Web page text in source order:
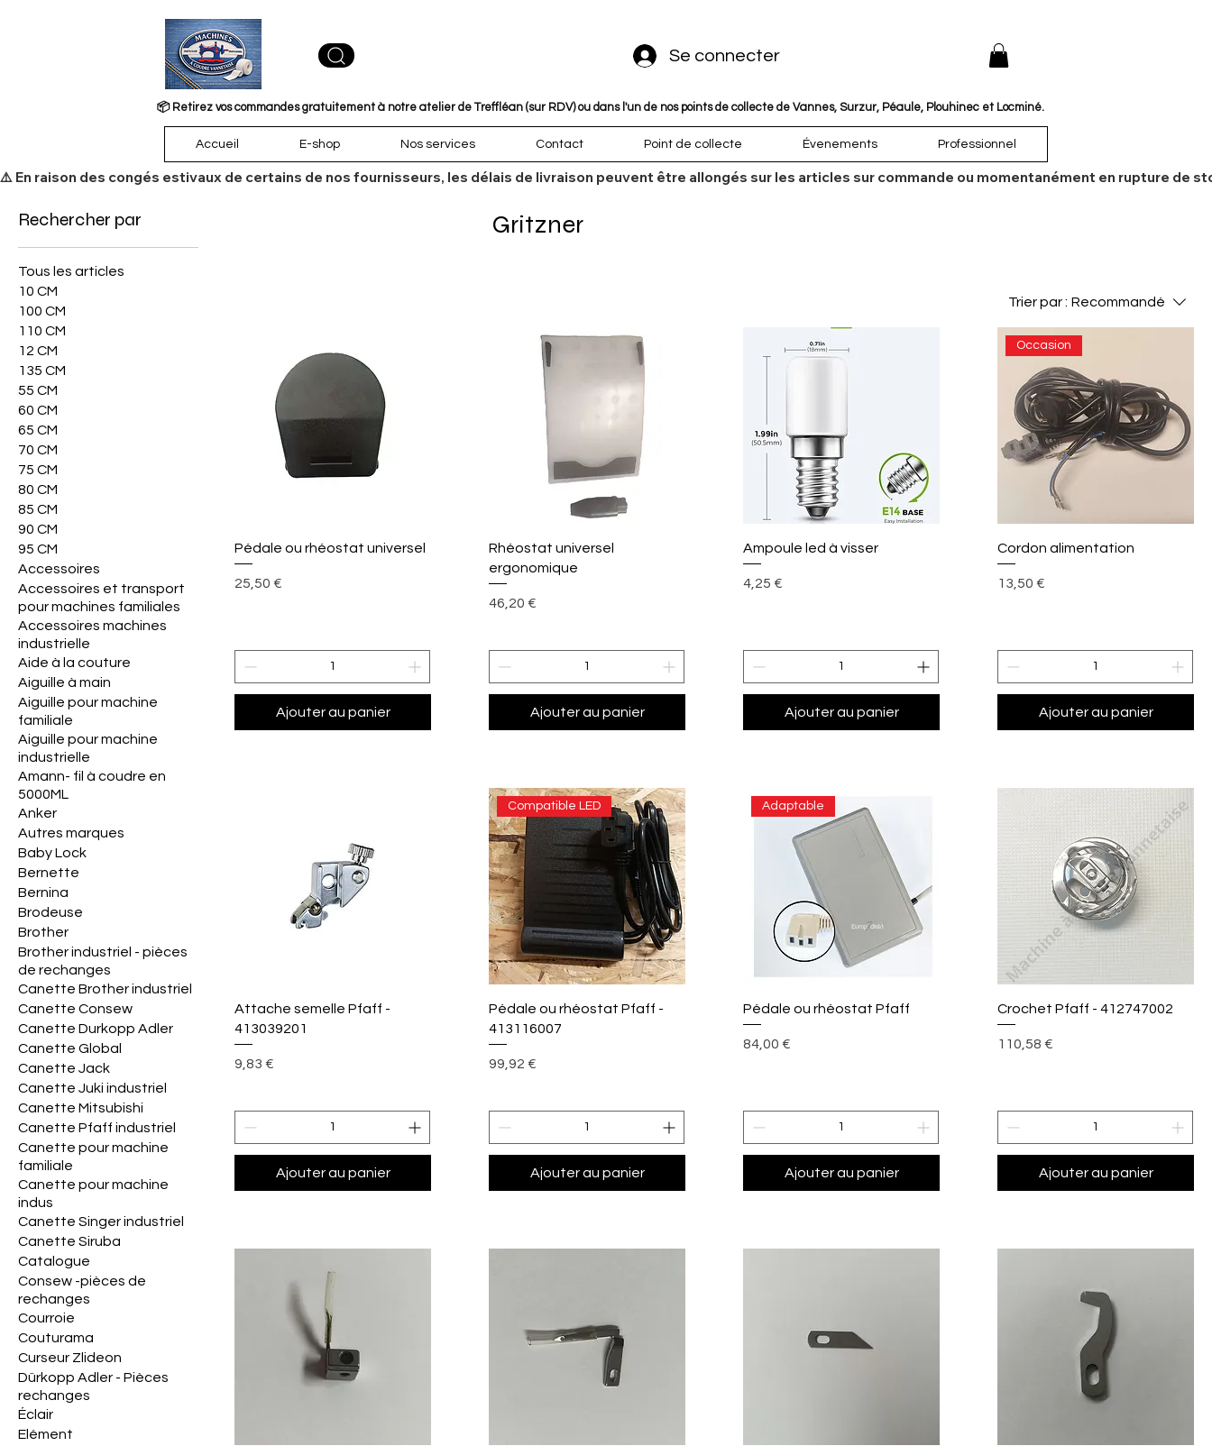
Se connecter
📦 Retirez vos commandes gratuitement à notre atelier de Treffléan (sur RDV) ou dans l'un de nos points de collecte de Vannes, Surzur, Péaule, Plouhinec et Locminé.
Accueil E-shop Nos services Contact Point de collecte Évenements Professionnel
​⚠️ En raison des congés estivaux de certains de nos fournisseurs, les délais de livraison peuvent être allongés sur les articles sur commande ou momentanément en rupture de
Rechercher par
Tous les articles
10 CM
100 CM
110 CM
12 CM
135 CM
55 CM
60 CM
65 CM
70 CM
75 CM
80 CM
85 CM
90 CM
95 CM
Accessoires
Accessoires et transport
pour machines familiales
Accessoires machines
industrielle
Aide à la couture
Aiguille à main
Aiguille pour machine
familiale
Aiguille pour machine
industrielle
Amann- fil à coudre en
5000ML
Anker
Autres marques
Baby Lock
Bernette
Bernina
Brodeuse
Brother
Brother industriel - pièces
de rechanges
Canette Brother industriel
Canette Consew
Canette Durkopp Adler
Canette Global
Canette Jack
Canette Juki industriel
Canette Mitsubishi
Canette Pfaff industriel
Canette pour machine
familiale
Canette pour machine
indus
Canette Singer industriel
Canette Siruba
Catalogue
Consew -pièces de
rechanges
Courroie
Couturama
Curseur Zlideon
Dürkopp Adler - Pièces
rechanges
Éclair
Elément
Gritzner
Trier par : Recommandé
Aperçu rapide
Pédale ou rhéostat universel
Prix
25,50 €
Ajouter au panier
Aperçu rapide
Rhéostat universel
ergonomique
Prix
46,20 €
Ajouter au panier
Aperçu rapide
Ampoule led à visser
Prix
4,25 €
Ajouter au panier
Aperçu rapide
Occasion
Cordon alimentation
Prix
13,50 €
Ajouter au panier
Aperçu rapide
Attache semelle Pfaff -
413039201
Prix
9,83 €
Ajouter au panier
Aperçu rapide
Compatible LED
Pédale ou rhéostat Pfaff -
413116007
Prix
99,92 €
Ajouter au panier
Aperçu rapide
Adaptable
Pédale ou rhéostat Pfaff
Prix
84,00 €
Ajouter au panier
Aperçu rapide
Crochet Pfaff - 412747002
Prix
110,58 €
Ajouter au panier